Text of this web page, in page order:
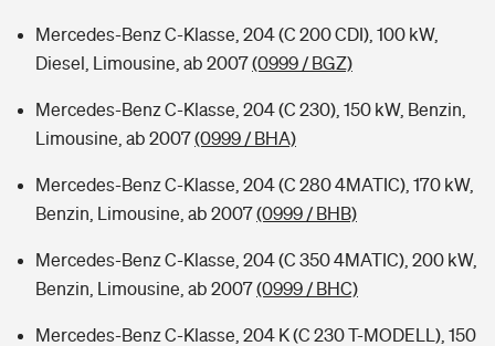
Mercedes-Benz C-Klasse, 204 (C 200 CDI), 100 kW,
Diesel, Limousine, ab 2007(0999 / BGZ)
Mercedes-Benz C-Klasse, 204 (C 230), 150 kW, Benzin,
Limousine, ab 2007(0999 / BHA)
Mercedes-Benz C-Klasse, 204 (C 280 4MATIC), 170 kW,
Benzin, Limousine, ab 2007(0999 / BHB)
Mercedes-Benz C-Klasse, 204 (C 350 4MATIC), 200 kW,
Benzin, Limousine, ab 2007(0999 / BHC)
Mercedes-Benz C-Klasse, 204 K (C 230 T-MODELL), 150